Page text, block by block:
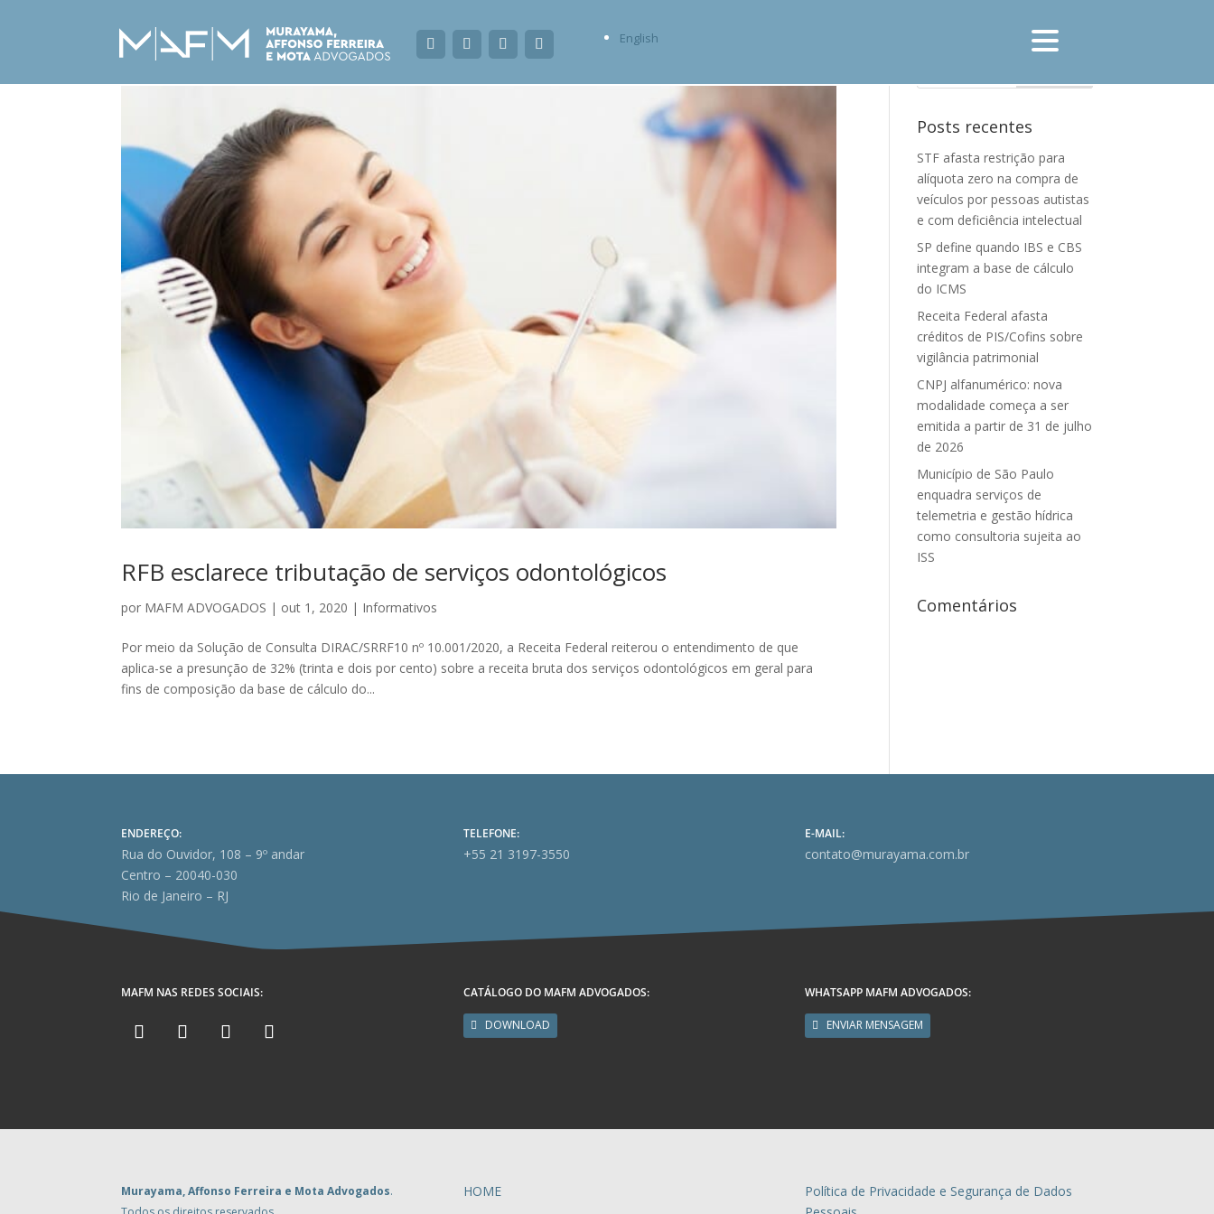
English
RFB esclarece tributação de serviços odontológicos
por MAFM ADVOGADOS | out 1, 2020 | Informativos
Por meio da Solução de Consulta DIRAC/SRRF10 nº 10.001/2020, a Receita Federal reiterou o entendimento de que
aplica-se a presunção de 32% (trinta e dois por cento) sobre a receita bruta dos serviços odontológicos em geral para
fins de composição da base de cálculo do...
Posts recentes
STF afasta restrição para
alíquota zero na compra de
veículos por pessoas autistas
e com deficiência intelectual
SP define quando IBS e CBS
integram a base de cálculo
do ICMS
Receita Federal afasta
créditos de PIS/Cofins sobre
vigilância patrimonial
CNPJ alfanumérico: nova
modalidade começa a ser
emitida a partir de 31 de julho
de 2026
Município de São Paulo
enquadra serviços de
telemetria e gestão hídrica
como consultoria sujeita ao
ISS
Comentários
ENDEREÇO:
Rua do Ouvidor, 108 – 9º andar
Centro – 20040-030
Rio de Janeiro – RJ
TELEFONE:
+55 21 3197-3550
E-MAIL:
contato@murayama.com.br
MAFM NAS REDES SOCIAIS: CATÁLOGO DO MAFM ADVOGADOS:
DOWNLOAD
WHATSAPP MAFM ADVOGADOS:
ENVIAR MENSAGEM
Murayama, Affonso Ferreira e Mota Advogados.
HOME
Política de Privacidade e Segurança de Dados